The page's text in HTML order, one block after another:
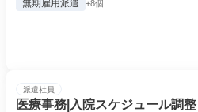
無期雇用派遣 +8個
派遣社員
医療事務|入院スケジュール調